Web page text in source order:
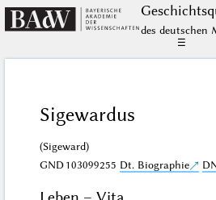
des deutschen
☰
Sigewardus
(Sigeward)
GND103099255 Dt. Biographie